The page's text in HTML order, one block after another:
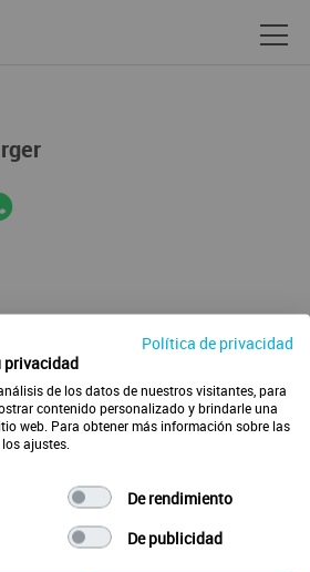
Política de privacidad
privacidad
de los datos de nuestros visitantes, para
contenido personalizado y brindarle una
web. Para obtener más información sobre las
ajustes.
De rendimiento
De publicidad